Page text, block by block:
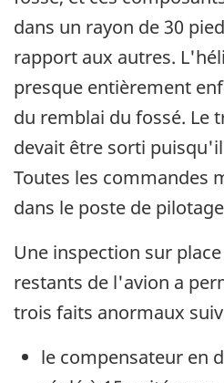
dans un rayon de 30
rapport aux autres.
presque entièrement
du remblai du fossé. Le
devait être sorti
Toutes les commandes
dans le poste de
Une inspection sur
restants de l'avion a
trois faits anormaux
le compensateur en